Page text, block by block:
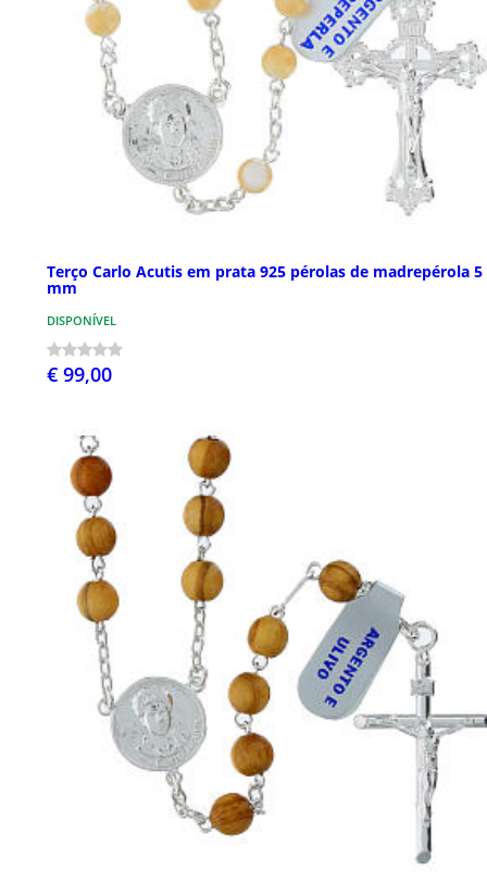
Terço Carlo Acutis em prata 925 pérolas de madrepérola 5
mm
DISPONÍVEL
€ 99,00